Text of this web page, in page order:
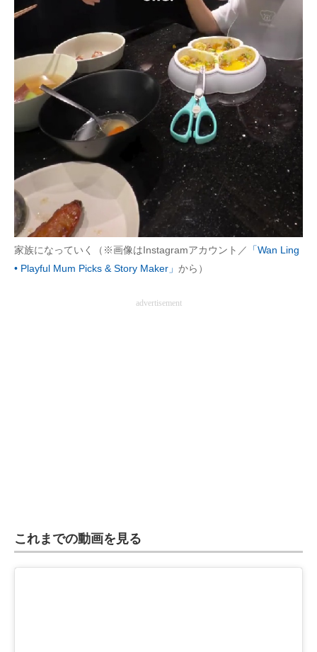
家族になっていく（※画像はInstagramアカウント／
「Wan Ling
• Playful Mum Picks & Story Maker」 から）
advertisement
これまでの動画を見る